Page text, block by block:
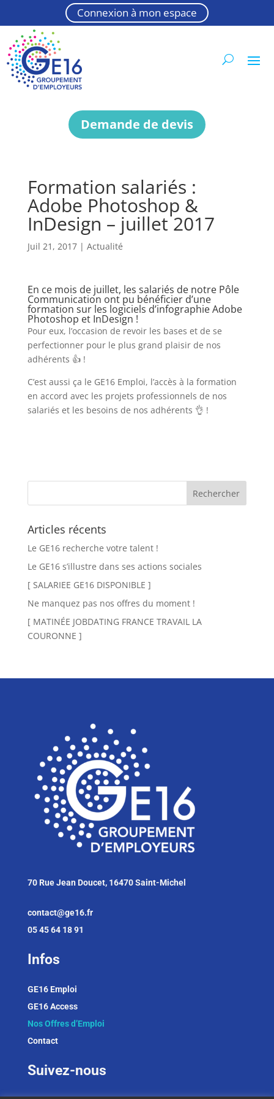
Connexion à mon espace
Demande de devis
Formation salariés :
Adobe Photoshop &
InDesign – juillet 2017
Juil 21, 2017| Actualité
En ce mois de juillet, les salariés de notre Pôle
Communication ont pu bénéficier d’une
formation sur les logiciels d’infographie Adobe
Photoshop et InDesign !
Pour eux, l’occasion de revoir les bases et de se
perfectionner pour le plus grand plaisir de nos
adhérents 👍 !
C’est aussi ça le GE16 Emploi, l’accès à la formation
en accord avec les projets professionnels de nos
salariés et les besoins de nos adhérents 👌 !
Articles récents
Le GE16 recherche votre talent !
Le GE16 s’illustre dans ses actions sociales
[ SALARIEE GE16 DISPONIBLE ]
Ne manquez pas nos offres du moment !
[ MATINÉE JOBDATING FRANCE TRAVAIL LA
COURONNE ]
70 Rue Jean Doucet, 16470 Saint-Michel
contact@ge16.fr
05 45 64 18 91
Infos
GE16 Emploi
GE16 Access
Nos Offres d’Emploi
Contact
Suivez-nous